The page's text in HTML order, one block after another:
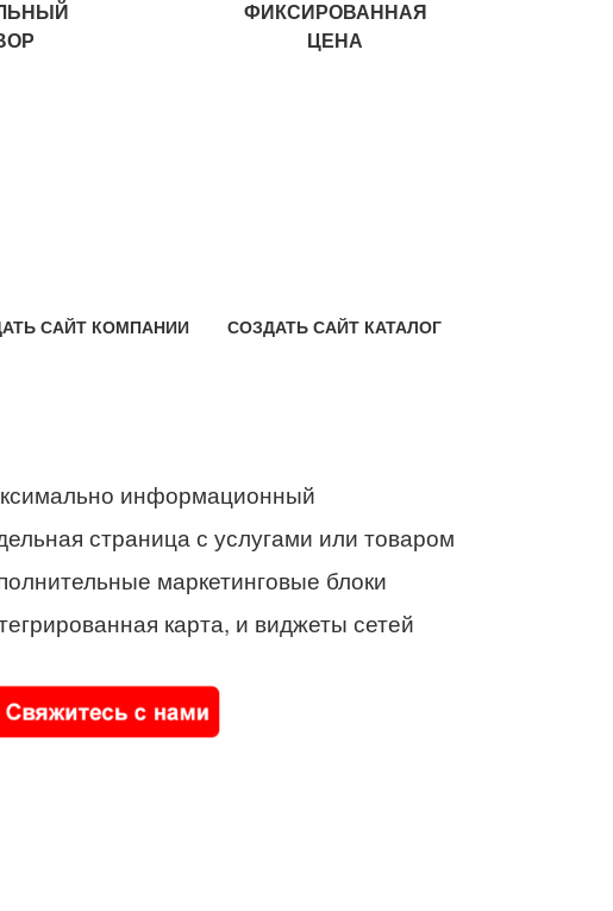
ФИКСИРОВАННАЯ
ЦЕНА
САЙТ КОМПАНИИ СОЗДАТЬ САЙТ КАТАЛОГ
информационный
страница с услугами или товаром
маркетинговые блоки
карта, и виджеты сетей